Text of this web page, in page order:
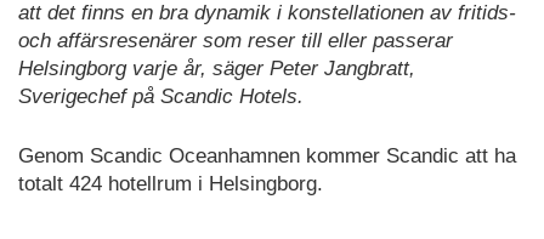
att det finns en bra dynamik i konstellationen av fritids-
och affärsresenärer som reser till eller passerar
Helsingborg varje år, säger Peter Jangbratt,
Sverigechef på Scandic Hotels.
Genom Scandic Oceanhamnen kommer Scandic att ha
totalt 424 hotellrum i Helsingborg.